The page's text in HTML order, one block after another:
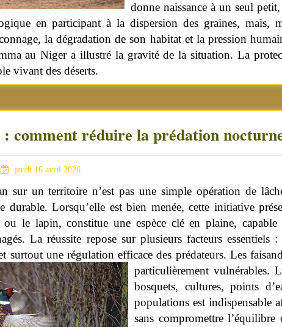
donne naissance à un seul
en participant à la dispersion des graines, mais,
la dégradation de son habitat et la pression
au Niger a illustré la gravité de la situation. La
vivant des déserts.
: comment réduire la prédation
jeudi 16 avril 2026
sur un territoire n’est pas une simple opération de
durable. Lorsqu’elle est bien menée, cette initiative
le lapin, constitue une espèce clé en plaine,
La réussite repose sur plusieurs facteurs
surtout une régulation efficace des prédateurs. Les
particulièrement vulnérables.
bosquets, cultures, points
populations est indispensable
sans compromettre